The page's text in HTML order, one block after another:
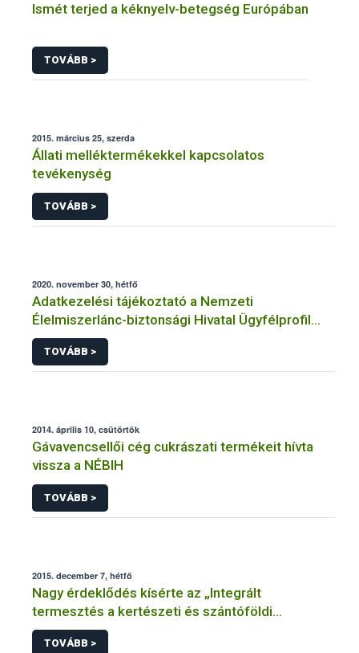
Ismét terjed a kéknyelv-betegség Európában
TOVÁBB >
2015. március 25, szerda
Állati melléktermékekkel kapcsolatos
tevékenység
TOVÁBB >
2020. november 30, hétfő
Adatkezelési tájékoztató a Nemzeti
Élelmiszerlánc-biztonsági Hivatal Ügyfélprofil
Rendszerben élelmiszerforgalmazás
témakörben intézhető közhatalmi eljárásaihoz
kapcsolódó adatkezeléséhez
TOVÁBB >
2014. április 10, csütörtök
Gávavencsellői cég cukrászati termékeit hívta
vissza a NÉBIH
TOVÁBB >
2015. december 7, hétfő
Nagy érdeklődés kísérte az „Integrált
termesztés a kertészeti és szántóföldi
TOVÁBB >